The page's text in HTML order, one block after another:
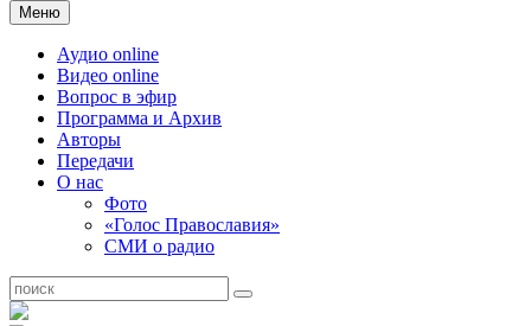
Меню
Аудио online
Видео online
Вопрос в эфир
Программа и Архив
Авторы
Передачи
О нас
Фото
«Голос Православия»
СМИ о радио